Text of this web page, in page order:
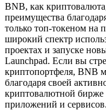
BNB, как
преимущества
только топ-токеном на
широкий спектр
проектах и запуске
Launchpad. Если вы
криптопортфеля, BNB
благодаря своей
криптовалютной бирже
приложений и сервисов.